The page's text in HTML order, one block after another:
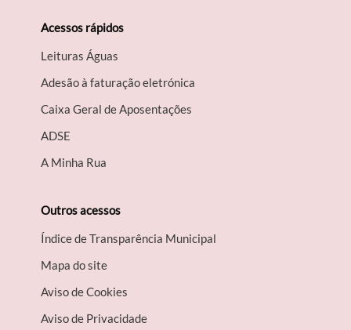
Acessos rápidos
Leituras Águas
Adesão à faturação eletrónica
Caixa Geral de Aposentações
A​DSE
A Minha Rua
Outros acessos
Índice de Transparência Municipal
Mapa do site
Aviso de Cookies
Aviso de Privacidade